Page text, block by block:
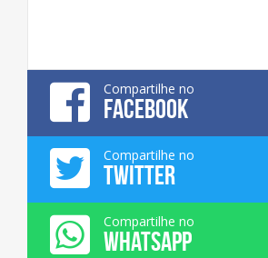
Compartilhe no
FACEBOOK
Compartilhe no
TWITTER
Compartilhe no
WHATSAPP